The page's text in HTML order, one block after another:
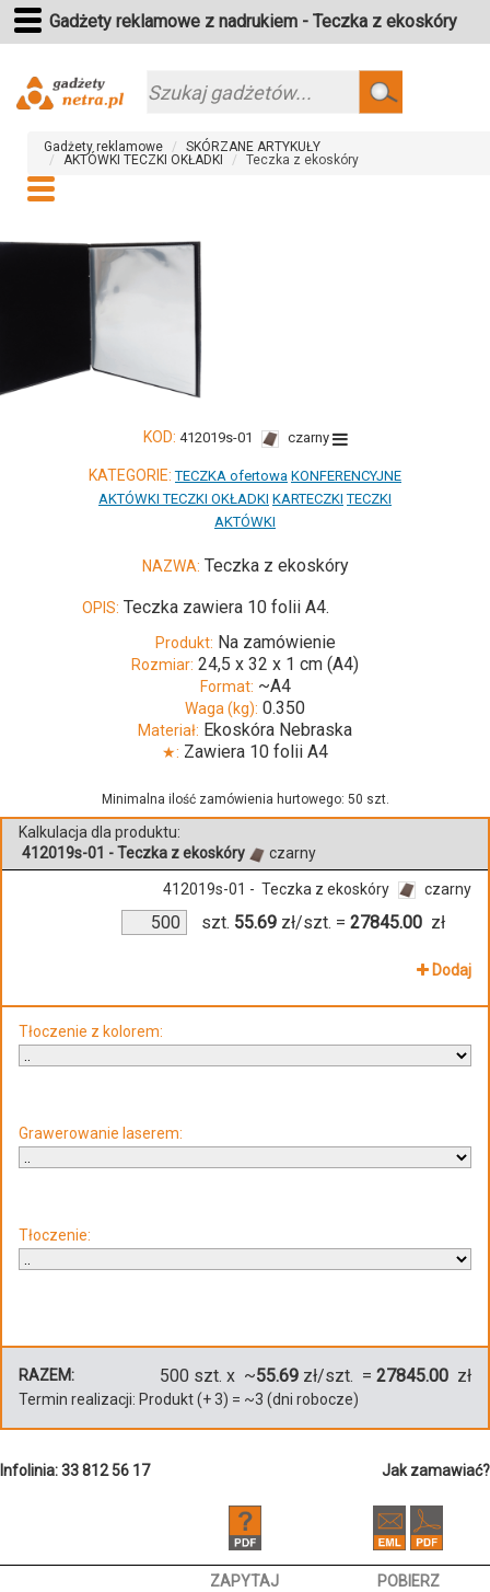
Gadżety reklamowe z nadrukiem - Teczka z ekoskóry
Szukaj
Gadżety reklamowe
SKÓRZANE ARTYKUŁY
AKTÓWKI TECZKI OKŁADKI
Teczka z ekoskóry
KOD: 412019s-01 czarny
KATEGORIE: TECZKA ofertowa KONFERENCYJNE
AKTÓWKI TECZKI OKŁADKI KARTECZKI TECZKI
AKTÓWKI
NAZWA: Teczka z ekoskóry
OPIS: Teczka zawiera 10 folii A4.
Produkt: Na zamówienie
Rozmiar: 24,5 x 32 x 1 cm (A4)
Format: ~A4
Waga (kg): 0.350
Materiał: Ekoskóra Nebraska
★: Zawiera 10 folii A4
Minimalna ilość zamówienia hurtowego: 50 szt.
Kalkulacja dla produktu:
412019s-01 - Teczka z ekoskóry
czarny
412019s-01 - Teczka z ekoskóry czarny
szt. 55.69 zł/szt. = 27845.00 zł
Dodaj
Tłoczenie z kolorem:
Grawerowanie laserem:
Tłoczenie:
RAZEM: 500 szt. x ~55.69 zł/szt. = 27845.00 zł
Termin realizacji: Produkt(+3) = ~3 (dni robocze)
Infolinia: 33 812 56 17 Jak zamawiać?
ZAPYTAJ POBIERZ